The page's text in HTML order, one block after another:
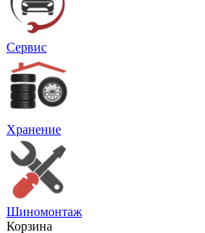
Сервис
Хранение
Шиномонтаж
Корзина